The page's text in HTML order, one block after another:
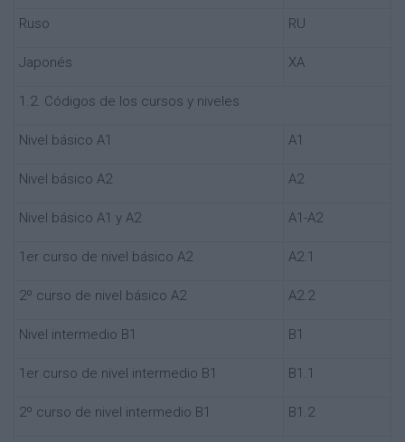
Ruso RU
Japonés XA
1.2. Códigos de los cursos y niveles
Nivel básico A1 A1
Nivel básico A2 A2
Nivel básico A1 y A2 A1-A2
1er curso de nivel básico A2 A2.1
2º curso de nivel básico A2 A2.2
Nivel intermedio B1 B1
1er curso de nivel intermedio B1 B1.1
2º curso de nivel intermedio B1 B1.2